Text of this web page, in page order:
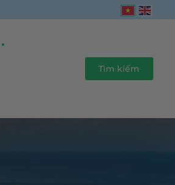
Tìm kiếm